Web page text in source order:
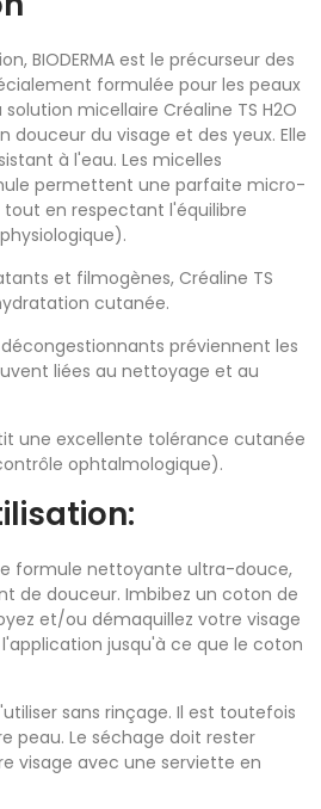
BIODERMA est le précurseur des
formulée pour les peaux
solution micellaire Créaline TS H2O
du visage et des yeux. Elle
à l'eau. Les micelles
permettent une parfaite micro-
en respectant l'équilibre
et filmogènes, Créaline TS
cutanée.
préviennent les
liées au nettoyage et au
une excellente tolérance cutanée
ophtalmologique).
formule nettoyante ultra-douce,
de douceur. Imbibez un coton de
et/ou démaquillez votre visage
jusqu'à ce que le coton
sans rinçage. Il est toutefois
peau. Le séchage doit rester
visage avec une serviette en